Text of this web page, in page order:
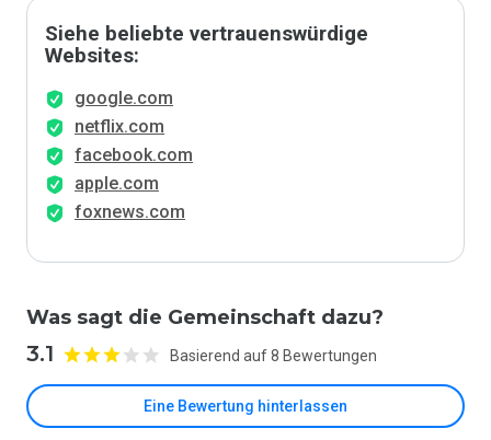
Siehe beliebte vertrauenswürdige
Websites:
google.com
netflix.com
facebook.com
apple.com
foxnews.com
Was sagt die Gemeinschaft dazu?
3.1 Basierend auf 8 Bewertungen
Eine Bewertung hinterlassen